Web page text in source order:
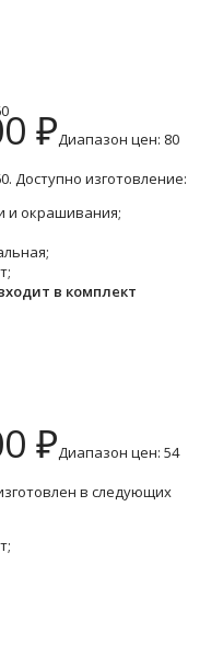
₽Диапазон цен: 80
Доступно изготовление:
и окрашивания;
в комплект
₽Диапазон цен: 54
в следующих